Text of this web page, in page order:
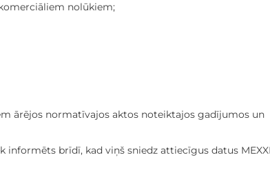
nolūkiem;
ārējos normatīvajos aktos noteiktajos gadījumos un
brīdī, kad viņš sniedz attiecīgus datus